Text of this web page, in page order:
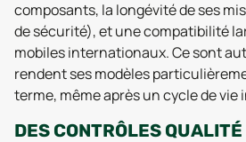
composants, la longévité de ses
de sécurité), et une compatibilité
mobiles internationaux. Ce sont
rendent ses modèles
terme, même après un cycle de vie
DES CONTRÔLES